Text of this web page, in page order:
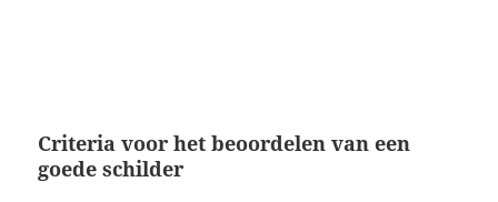
Criteria voor het beoordelen van een
goede schilder